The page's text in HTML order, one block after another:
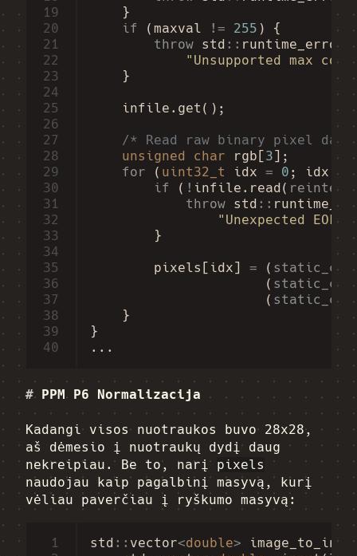
19
20
21
22
23
24
25
26
27
28
29
30
31
32
33
34
35
36
37
38
39
40
}
if
( maxval != 255 )
{
throw std :: runtime_error
"Unsupported max
}
infile . get ();
/* Read raw binary pixel
unsigned
char rgb [3];
for
( uint32_t idx = 0 ; idx <
if
( ! infile . read(
throw std ::
"Unexpected
}
pixels [ idx] = (
(
(
}
}
...
#PPM P6 Normalizacija
Kadangi visos nuotraukos buvo 28x28,
aš dėmesio į nuotraukų dydį daug
nekreipiau. Be to, narį pixels
naudojau kaip pagalbinį masyvą, kurį
vėliau paverčiau į ryškumo masyvą:
1
std :: vector<double>